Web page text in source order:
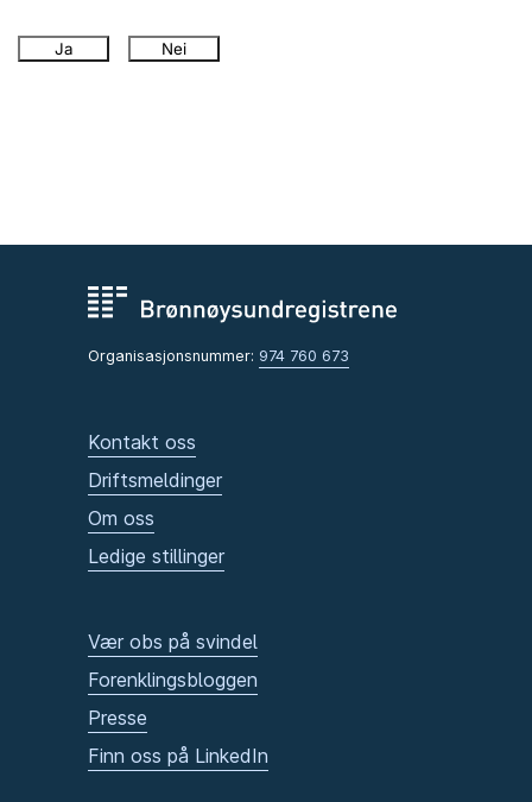
Ja Nei
Organisasjonsnummer: 974 760 673
Kontakt oss
Driftsmeldinger
Om oss
Ledige stillinger
Vær obs på svindel
Forenklingsbloggen
Presse
Finn oss på LinkedIn